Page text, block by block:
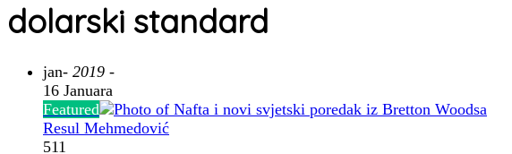
dolarski standard
jan- 2019 -
16 Januara
Featured
Resul Mehmedović
511